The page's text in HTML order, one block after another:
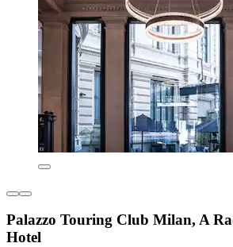
Palazzo Touring Club Milan, A
Hotel